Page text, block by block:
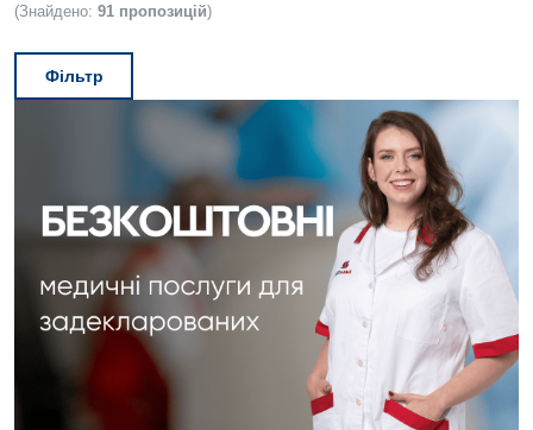
(Знайдено: 91 пропозицій)
Фільтр